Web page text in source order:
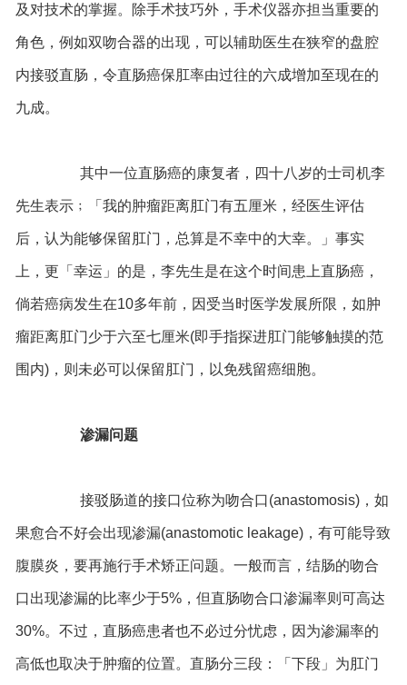
及对技术的掌握。除手术技巧外，手术仪器亦担当重要的
角色，例如双吻合器的出现，可以辅助医生在狭窄的盘腔
内接驳直肠，令直肠癌保肛率由过往的六成增加至现在的
九成。
其中一位直肠癌的康复者，四十八岁的士司机李
先生表示﹔「我的肿瘤距离肛门有五厘米，经医生评估
后，认为能够保留肛门，总算是不幸中的大幸。」事实
上，更「幸运」的是，李先生是在这个时间患上直肠癌，
倘若癌病发生在10多年前，因受当时医学发展所限，如肿
瘤距离肛门少于六至七厘米(即手指探进肛门能够触摸的范
围内)，则未必可以保留肛门，以免残留癌细胞。
渗漏问题
接驳肠道的接口位称为吻合口(anastomosis)，如
果愈合不好会出现渗漏(anastomotic leakage)，有可能导致
腹膜炎，要再施行手术矫正问题。一般而言，结肠的吻合
口出现渗漏的比率少于5%，但直肠吻合口渗漏率则可高达
30%。不过，直肠癌患者也不必过分忧虑，因为渗漏率的
高低也取决于肿瘤的位置。直肠分三段：「下段」为肛门